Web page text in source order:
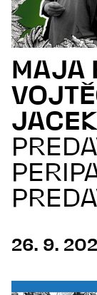
MAJA
26. 9.